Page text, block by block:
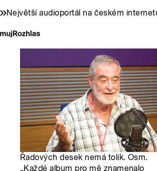
Největší audioportál na českém
Řadových desek nemá tolik. Osm.
„Každé album pro mě znamenalo